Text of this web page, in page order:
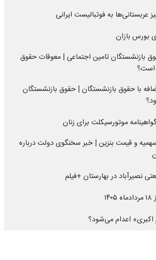
عربستانی‌ها به فوتبالیست ایرانی
بورس بازان
بازنشستگان تامین اجتماعی | معوقات حقوق
است؟
با حقوق بازنشستگان | حقوق بازنشستگان
موتورسیکلت برای زنان
و قیمت بنزین | خبر سخنگوی دولت درباره
نصیرآباد در بهارستان +فیلم
اکبری» اعدام می‌شود؟